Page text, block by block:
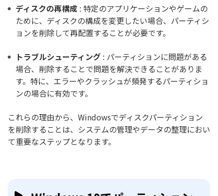
ディスクの再構成 : 特定のアプリケーションやゲームの
ために、ディスクの構成を変更したい場合、パーティシ
ョンを削除して再配置することが必要です。
トラブルシューティング : パーティションに問題がある
場合、削除することで問題を解決できることがありま
す。特に、エラーやクラッシュが頻発するパーティショ
ンの場合に有効です。
これらの理由から、Windowsでディスクパーティション
を削除することは、システムの管理やデータの整理におい
て重要なステップとなります。